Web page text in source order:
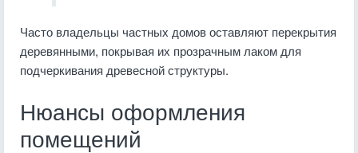
Часто владельцы частных домов оставляют перекрытия
деревянными, покрывая их прозрачным лаком для
подчеркивания древесной структуры.
Нюансы оформления
помещений